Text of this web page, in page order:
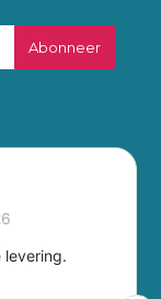
Abonneer